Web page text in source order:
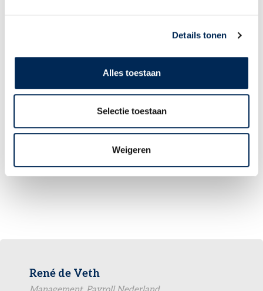
Details tonen
Alles toestaan
Selectie toestaan
Weigeren
René de Veth